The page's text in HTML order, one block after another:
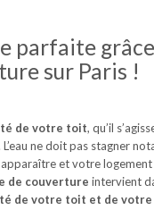
parfaite
sur Paris !
de votre toit, qu’il
L’eau ne doit pas stagner
apparaître et votre
de couverture intervient
de votre toit et de